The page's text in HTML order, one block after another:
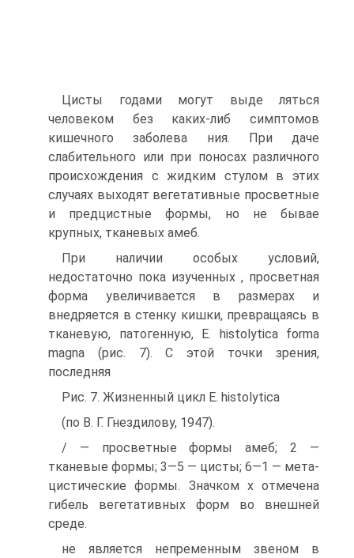
Цисты годами могут выде ляться
человеком без каких-либ симптомов
кишечного заболева ния. При даче
слабительного или при поносах различного
происхождения с жидким стулом в этих
случаях выходят вегетативные просветные
и предцистные формы, но не бывае
крупных, тканевых амеб.
При наличии особых условий,
недостаточно пока изученных , просветная
форма увеличивается в размерах и
внедряется в стенку кишки, превращаясь в
тканевую, патогенную, Е. histolytica forma
magna (рис. 7). С этой точки зрения,
последняя
Рис. 7. Жизненный цикл Е. histolytica
(по В. Г. Гнездилову, 1947).
/ — просветные формы амеб; 2 —
тканевые формы; 3—5 — цисты; 6—1 — мета-
цистические формы. Значком х отмечена
гибель вегетативных форм во внешней
среде.
не является непременным звеном в